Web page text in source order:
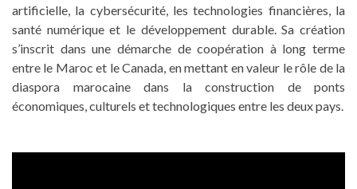
artificielle, la cybersécurité, les technologies financières, la
santé numérique et le développement durable. Sa création
s’inscrit dans une démarche de coopération à long terme
entre le Maroc et le Canada, en mettant en valeur le rôle de la
diaspora marocaine dans la construction de ponts
économiques, culturels et technologiques entre les deux pays.